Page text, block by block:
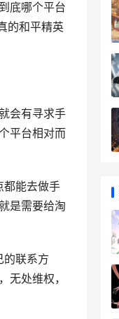
底哪个平台
的和平精英
会有寻求手
平台相对而
都能去做手
是需要给淘
的联系方
无处维权，